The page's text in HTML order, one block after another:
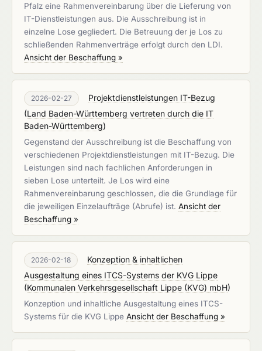
Pfalz eine Rahmenvereinbarung über die Lieferung von
IT-Dienstleistungen aus. Die Ausschreibung ist in
einzelne Lose gegliedert. Die Betreuung der je Los zu
schließenden Rahmenverträge erfolgt durch den LDI.
Ansicht der Beschaffung »
2026-02-27
Projektdienstleistungen IT-Bezug
(Land Baden-Württemberg vertreten durch die IT
Baden-Württemberg)
Gegenstand der Ausschreibung ist die Beschaffung von
verschiedenen Projektdienstleistungen mit IT-Bezug. Die
Leistungen sind nach fachlichen Anforderungen in
sieben Lose unterteilt. Je Los wird eine
Rahmenvereinbarung geschlossen, die die Grundlage für
die jeweiligen Einzelaufträge (Abrufe) ist. Ansicht der
Beschaffung »
2026-02-18
Konzeption & inhaltlichen
Ausgestaltung eines ITCS-Systems der KVG Lippe
(Kommunalen Verkehrsgesellschaft Lippe (KVG) mbH)
Konzeption und inhaltliche Ausgestaltung eines ITCS-
Systems für die KVG Lippe Ansicht der Beschaffung »